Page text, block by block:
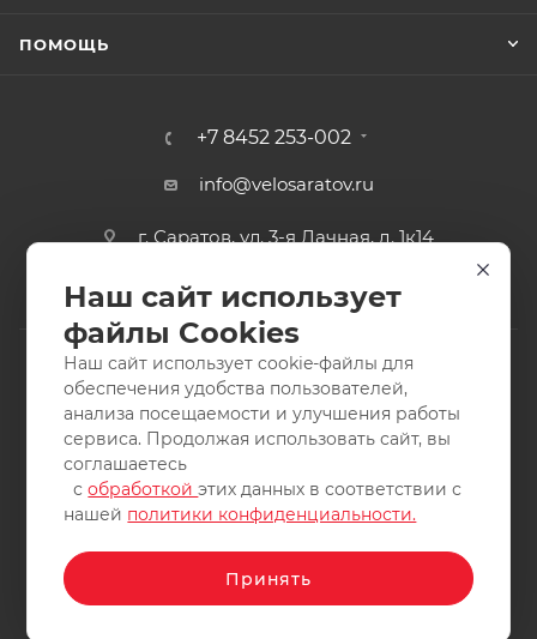
ПОМОЩЬ
+7 8452 253-002
info@velosaratov.ru
г. Саратов, ул. 3-я Дачная, д. 1к14
2011-2026 © интернет-магазин спортивных товаров
ВелоСаратов. Не является публичной офертой. Все права
защищены. Заимствование материалов и фотографий
запрещено.
Наш сайт использует
файлы Cookies
Наш сайт использует cookie-файлы для
обеспечения удобства пользователей,
анализа посещаемости и улучшения работы
сервиса. Продолжая использовать сайт, вы
соглашаетесь
собработкойэтих данных в соответствии с
нашей политики конфиденциальности.
Принять